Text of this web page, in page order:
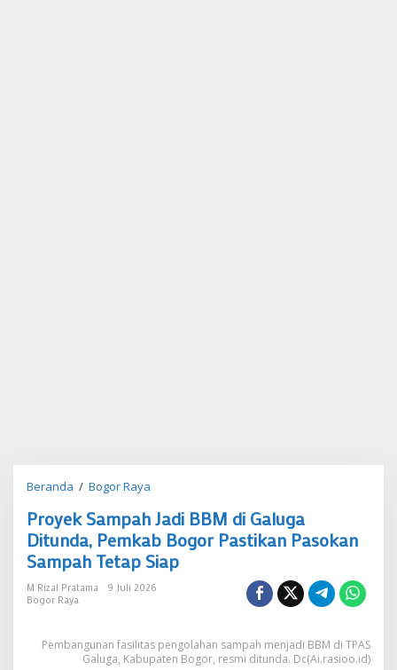
Beranda / Bogor Raya
Jadi
BBM
di
Galuga
Ditunda,
Pasokan
Sampah
Proyek Sampah Jadi BBM di Galuga
Ditunda, Pemkab Bogor Pastikan Pasokan
Sampah Tetap Siap
M Rizal Pratama
9 Juli 2026
Bogor Raya
Pembangunan fasilitas pengolahan sampah menjadi BBM di TPAS
Galuga, Kabupaten Bogor, resmi ditunda. Dc(Ai.rasioo.id)